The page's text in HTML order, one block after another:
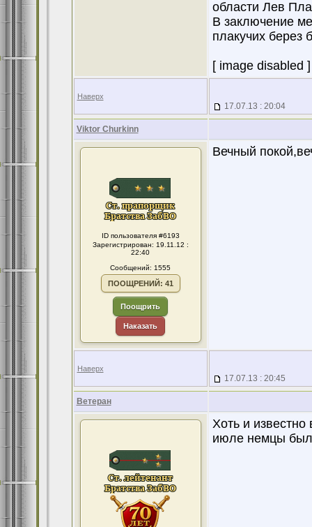
области Лев
В заключение
плакучих берез
[ image disabled ]
Наверх
17.07.13 : 20:04
Viktor Churkinn
ID пользователя #6193
Зарегистрирован: 19.11.12 :
22:40
Сообщений: 1555
ПООЩРЕНИЙ: 41
Поощрить
Наказать
Вечный
Наверх
17.07.13 : 20:45
Ветеран
Хоть и
июле немцы